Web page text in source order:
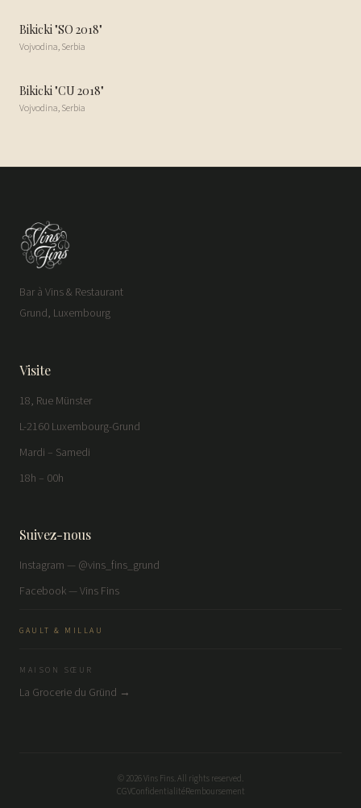
Bikicki "SO 2018"
Vojvodina,Serbia
Bikicki "CU 2018"
Vojvodina,Serbia
Bar à Vins & Restaurant
Grund, Luxembourg
Visite
18, Rue Münster
L-2160 Luxembourg-Grund
Mardi – Samedi
18h – 00h
Suivez-nous
Instagram — @vins_fins_grund
Facebook — Vins Fins
GAULT & MILLAU
MAISON SŒUR
La Grocerie du Gründ →
© 2026Vins Fins. All rights reserved.
CGVConfidentialitéRemboursement